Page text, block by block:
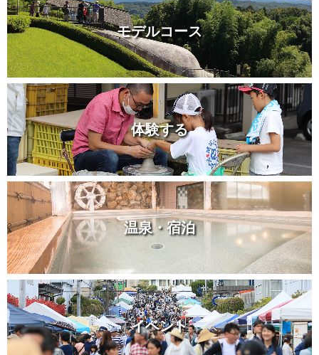
モデルコース
体験する
温泉・宿泊
イベント